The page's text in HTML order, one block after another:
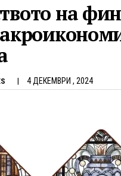
на
4 ДЕКЕМВРИ , 2024